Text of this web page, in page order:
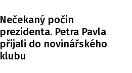
Nečekaný počin
prezidenta. Petra Pavla
přijali do novinářského
klubu